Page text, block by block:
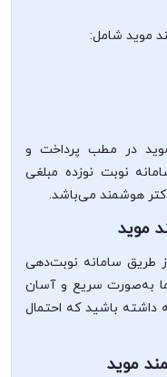
موید شامل:
در مطب پرداخت و
نوبت نوزده مبلغی
هوشمند می‌باشد.
موید
طریق سامانه نوبت‌دهی
به‌صورت سریع و آسان
داشته باشید که احتمال
موید